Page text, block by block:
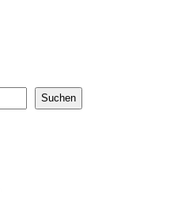
Suchen